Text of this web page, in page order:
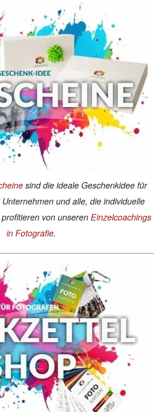
sind die ideale Geschenkidee für
und alle, die individuelle
von unseren Einzelcoachings
in Fotografie.